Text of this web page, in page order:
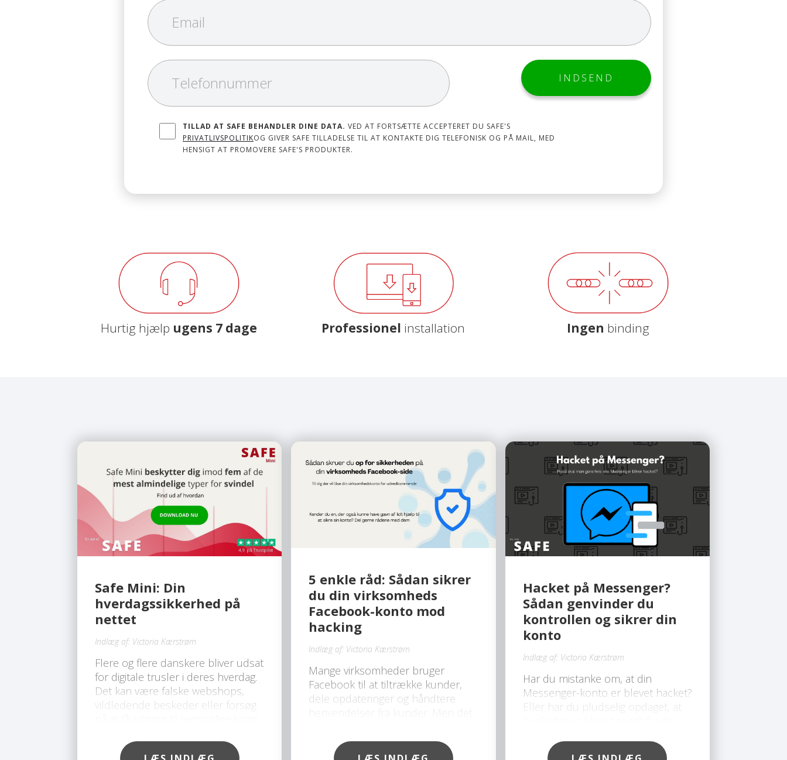
TILLAD AT SAFE BEHANDLER DINE DATA. VED AT FORTSÆTTE ACCEPTERET DU SAFE'S
PRIVATLIVSPOLITIKOG GIVER SAFE TILLADELSE TIL AT KONTAKTE DIG TELEFONISK OG PÅ MAIL, MED
HENSIGT AT PROMOVERE SAFE'S PRODUKTER.
Hurtig hjælp ugens 7 dage Professionel installation Ingen binding
Safe Mini: Din
hverdagssikkerhed på
nettet
Indlæg af: Victoria Kærstrøm
Flere og flere danskere bliver udsat
for digitale trusler i deres hverdag.
Det kan være falske webshops,
vildledende beskeder eller forsøg
bliver mere avancerede, er der
5 enkle råd: Sådan sikrer
du din virksomheds
Facebook-konto mod
hacking
Indlæg af: Victoria Kærstrøm
Mange virksomheder bruger
Facebook til at tiltrække kunder,
dele opdateringer og håndtere
mål for hackere. Desværre ser vi
hos Safe, at flere og flere
Hacket på Messenger?
Sådan genvinder du
kontrollen og sikrer din
konto
Indlæg af: Victoria Kærstrøm
Har du mistanke om, at din
Messenger-konto er blevet hacket?
Eller har du pludselig opdaget, at
alene. Mange brugere oplever